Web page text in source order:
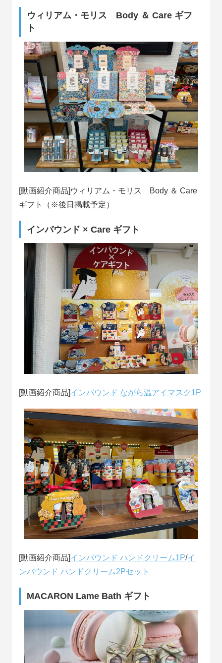
ウィリアム・モリス Body ＆ Care ギフ
ト
[動画紹介商品]ウィリアム・モリス Body ＆ Care
ギフト（※後日掲載予定）
インバウンド × Care ギフト
[動画紹介商品]インバウンド ながら温アイマスク1P
[動画紹介商品]インバウンド ハンドクリーム1P/イ
ンバウンド ハンドクリーム2Pセット
MACARON Lame Bath ギフト